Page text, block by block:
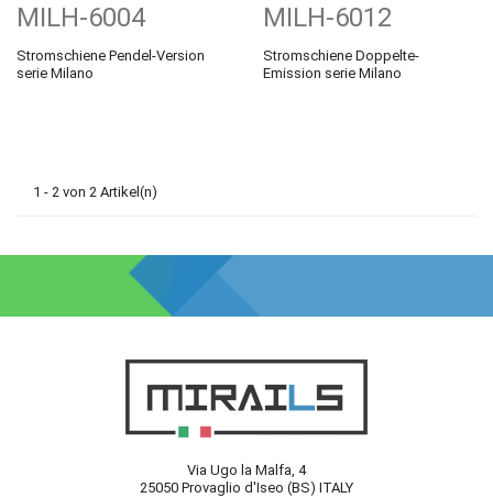
MILH-6004
Stromschiene Pendel-Version
serie Milano
MILH-6012
Stromschiene Doppelte-
Emission serie Milano
1 - 2 von 2 Artikel(n)
Via Ugo la Malfa, 4
25050 Provaglio d'Iseo (BS) ITALY